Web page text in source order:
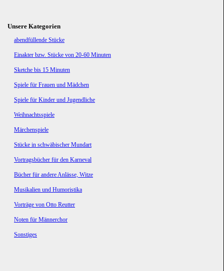
Unsere Kategorien
Navigation
abendfüllende Stücke
Einakter bzw. Stücke von 20-60 Minuten
Sketche bis 15 Minuten
Spiele für Frauen und Mädchen
Spiele für Kinder und Jugendliche
Weihnachtsspiele
Märchenspiele
Stücke in schwäbischer Mundart
Vortragsbücher für den Karneval
Bücher für andere Anlässe, Witze
Musikalien und Humoristika
Vorträge von Otto Reutter
Noten für Männerchor
Sonstiges